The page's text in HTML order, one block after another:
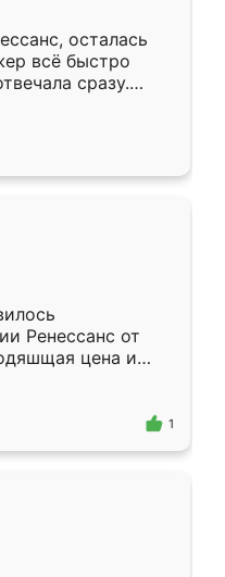
осталась
всё быстро
сразу.
подошёл к
Собрали
аккуратно, даже
Ренессанс от
цена и
Приехавший
самый
1